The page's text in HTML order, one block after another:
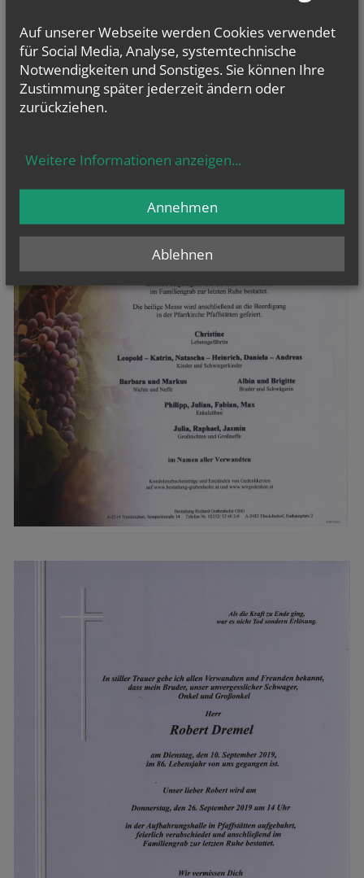
Auf unserer Webseite werden Cookies verwendet
für Social Media, Analyse, systemtechnische
Notwendigkeiten und Sonstiges. Sie können Ihre
Zustimmung später jederzeit ändern oder
zurückziehen.
Weitere Informationen anzeigen...
Ablehnen
Annehmen